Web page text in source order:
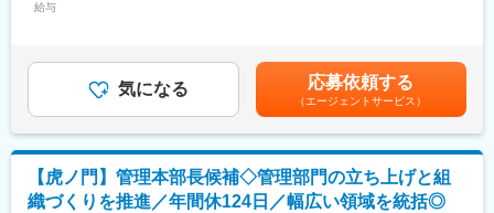
■業務内容：
コーポレート部門全体の立ち上げと実務をお任せします。会社の
事業戦略を踏まえて、積極的に事業開発に携わる「攻めのコーポ
■業務詳細：
◇サービス成長のための資金調達業務
◇バックオフィス（経理／法務／財務／人労務）業務の管理・実
給与
昇給あり■賞与なし賃金はあくまでも目安の金額であり、選考を通
じて上下する可能性があります。月給(月額)は固定手当を含めた表
記です。
気になる 応募依頼する
（エージェントサービス）
【虎ノ門】管理本部長候補◇管理部門の立ち上げと組
織づくりを推進／年間休124日／幅広い領域を統括◎